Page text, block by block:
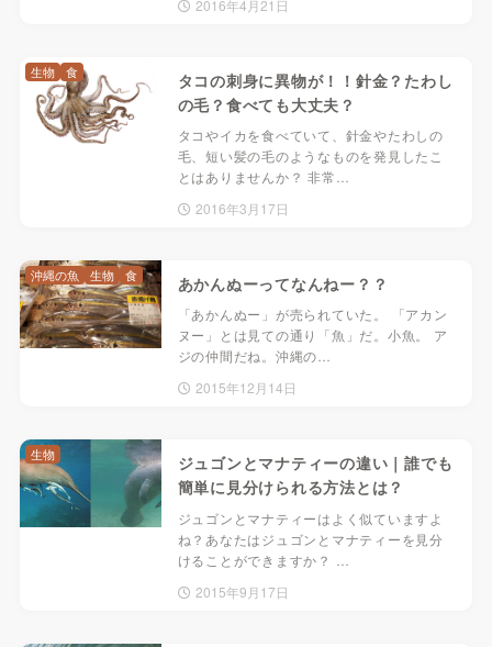
2016年4月21日
タコの刺身に異物が！！針金？たわし
の毛？食べても大丈夫？
タコやイカを食べていて、針金やたわしの
毛、短い髪の毛のようなものを発見したこ
とはありませんか？ 非常…
2016年3月17日
生物 食
あかんぬーってなんねー？？
「あかんぬー」が売られていた。 「アカン
ヌー」とは見ての通り「魚」だ。小魚。 ア
ジの仲間だね。沖縄の…
2015年12月14日
沖縄の魚 生物 食
ジュゴンとマナティーの違い｜誰でも
簡単に見分けられる方法とは？
ジュゴンとマナティーはよく似ていますよ
ね？あなたはジュゴンとマナティーを見分
けることができますか？ …
2015年9月17日
生物